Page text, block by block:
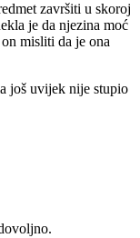
završiti u skoroj
je da njezina moć
misliti da je ona
još uvijek nije stupio